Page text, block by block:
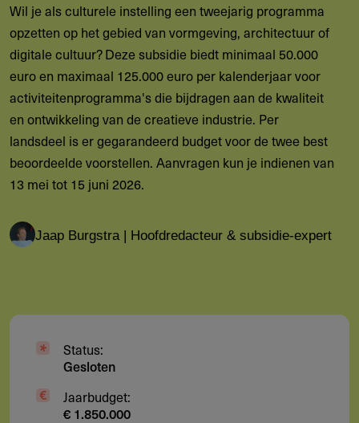
Wil je als culturele instelling een tweejarig programma
opzetten op het gebied van vormgeving, architectuur of
digitale cultuur? Deze subsidie biedt minimaal 50.000
euro en maximaal 125.000 euro per kalenderjaar voor
activiteitenprogramma's die bijdragen aan de kwaliteit
en ontwikkeling van de creatieve industrie. Per
landsdeel is er gegarandeerd budget voor de twee best
beoordeelde voorstellen. Aanvragen kun je indienen van
13 mei tot 15 juni 2026.
Jaap Burgstra | Hoofdredacteur & subsidie-expert
Status:
Gesloten
Jaarbudget:
€ 1.850.000